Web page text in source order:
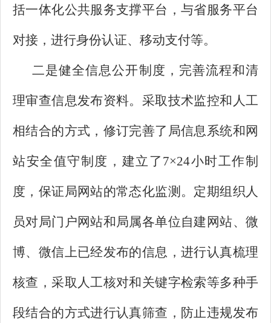
括一体化公共服务支撑平台，与省服务平台
对接，进行身份认证、移动支付等。
二是健全信息公开制度，完善流程和清
理审查信息发布资料。采取技术监控和人工
相结合的方式，修订完善了局信息系统和网
站安全值守制度，建立了7×24小时工作制
度，保证局网站的常态化监测。定期组织人
员对局门户网站和局属各单位自建网站、微
博、微信上已经发布的信息，进行认真梳理
核查，采取人工核对和关键字检索等多种手
段结合的方式进行认真筛查，防止违规发布